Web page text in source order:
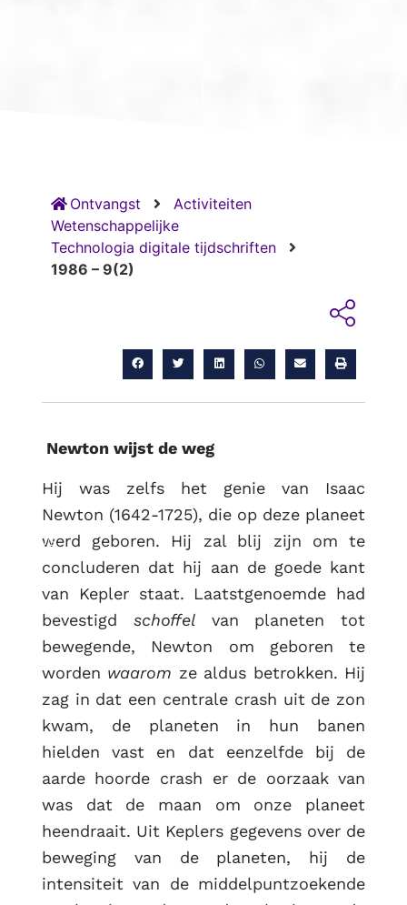
RUG
Ontvangst
Activiteiten
Wetenschappelijke
Technologia digitale tijdschriften
1986 – 9(2)
Newton wijst de weg
Hij was zelfs het genie van Isaac
Newton (1642-1725), die op deze planeet
werd geboren. Hij zal blij zijn om te
concluderen dat hij aan de goede kant
van Kepler staat. Laatstgenoemde had
bevestigd schoffelvan planeten tot
bewegende, Newton om geboren te
worden waarom ze aldus betrokken. Hij
zag in dat een centrale crash uit de zon
kwam, de planeten in hun banen
hielden vast en dat eenzelfde bij de
aarde hoorde crash er de oorzaak van
was dat de maan om onze planeet
heendraait. Uit Keplers gegevens over de
beweging van de planeten, hij de
intensiteit van de middelpuntzoekende